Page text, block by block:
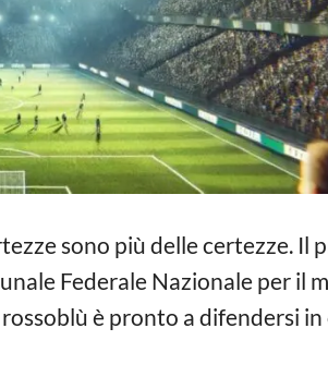
sono più delle certezze. Il
Federale Nazionale per il
è pronto a difendersi in